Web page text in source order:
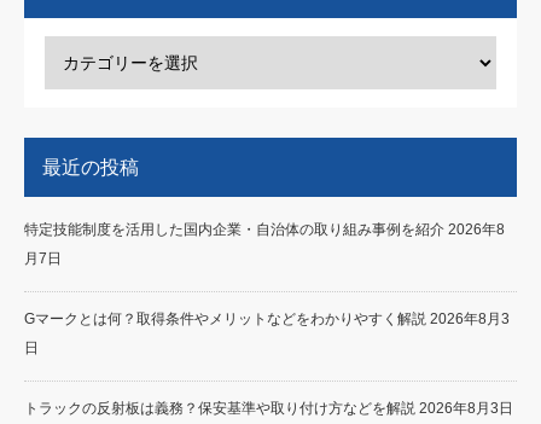
最近の投稿
特定技能制度を活用した国内企業・自治体の取り組み事例を紹介 2026年8
月7日
Gマークとは何？取得条件やメリットなどをわかりやすく解説 2026年8月3
日
トラックの反射板は義務？保安基準や取り付け方などを解説 2026年8月3日